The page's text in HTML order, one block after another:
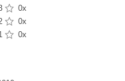
0x
0x
0x